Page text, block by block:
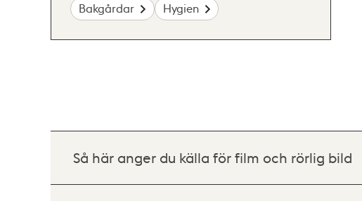
Bakgårdar
Hygien
Så här anger du källa för film och rörlig bild